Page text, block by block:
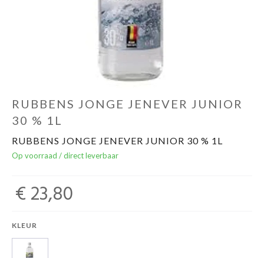
Geels Witteke De Maan's Jenever
RUBBENS JONGE JENEVER JUNIOR
30 % 1L
RUBBENS JONGE JENEVER JUNIOR 30 % 1L
Op voorraad / direct leverbaar
€ 23,80
KLEUR